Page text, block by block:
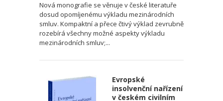
Nová monografie se věnuje v české literatuře
dosud opomíjenému výkladu mezinárodních
smluv. Kompaktní a přece čtivý výklad zevrubně
rozebírá všechny možné aspekty výkladu
mezinárodních smluv;...
Evropské
insolvenční nařízení
v českém civilním